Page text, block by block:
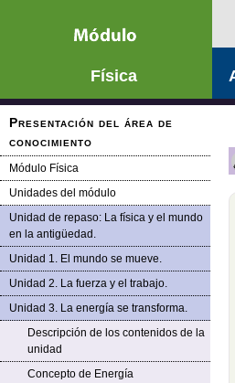
Física
Presentación del área de
conocimiento
Módulo Física
Unidades del módulo
Unidad de repaso: La física y el mundo
en la antigüedad.
Unidad 1. El mundo se mueve.
Unidad 2. La fuerza y el trabajo.
Unidad 3. La energía se transforma.
Descripción de los contenidos de la
unidad
Concepto de Energía